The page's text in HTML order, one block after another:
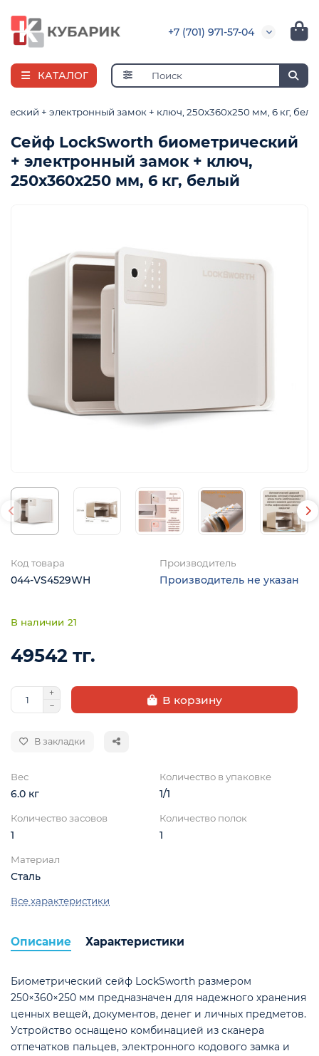
+7 (701) 971-57-04
КАТАЛОГ
+ электронный замок + ключ, 250х360х250 мм, 6 кг,
Сейф LockSworth биометрический
+ электронный замок + ключ,
250х360х250 мм, 6 кг, белый
Код товара
044-VS4529WH
Производитель
Производитель не указан
21
49542 тг.
В корзину
В закладки
Вес
6.0 кг
Количество в упаковке
1/1
Количество засовов
1
Количество полок
1
Материал
Сталь
Все характеристики
Описание Характеристики
Биометрический сейф LockSworth размером
250×360×250 мм предназначен для надежного хранения
ценных вещей, документов, денег и личных предметов.
Устройство оснащено комбинацией из сканера
отпечатков пальцев, электронного кодового замка и